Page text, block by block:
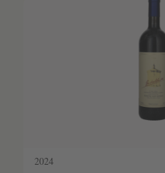
2024